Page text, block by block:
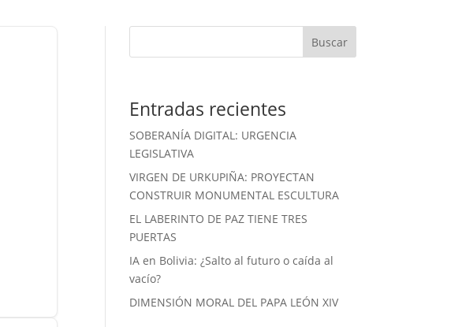
Buscar
Entradas recientes
SOBERANÍA DIGITAL: URGENCIA
LEGISLATIVA
VIRGEN DE URKUPIÑA: PROYECTAN
CONSTRUIR MONUMENTAL ESCULTURA
EL LABERINTO DE PAZ TIENE TRES
PUERTAS
IA en Bolivia: ¿Salto al futuro o caída al
vacío?
DIMENSIÓN MORAL DEL PAPA LEÓN XIV